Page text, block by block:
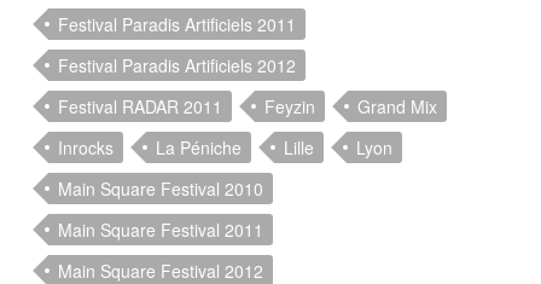
Festival Paradis Artificiels 2011
Festival Paradis Artificiels 2012
Festival RADAR 2011
Feyzin
Grand Mix
Inrocks
La Péniche Lille
Lyon
Main Square Festival 2010
Main Square Festival 2011
Main Square Festival 2012